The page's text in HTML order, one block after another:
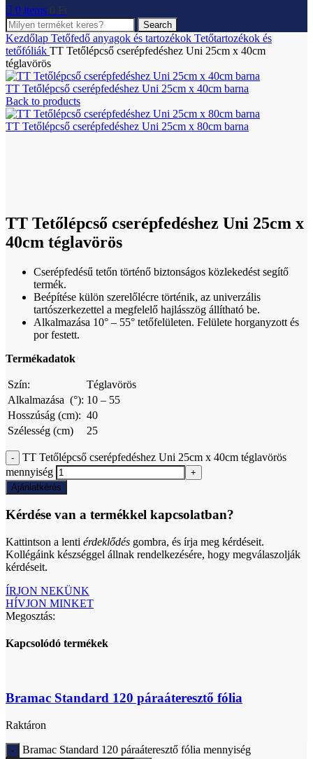
0 items 0 Ft
Search
Kezdőlap Tetőfedő anyagok és tartozékok Tetőtartozékok és
tetőfóliák TT Tetőlépcső cserépfedéshez Uni 25cm x 40cm
téglavörös
TT Tetőlépcső cserépfedéshez Uni 25cm x 40cm barna
Back to products
TT Tetőlépcső cserépfedéshez Uni 25cm x 80cm barna
TT Tetőlépcső cserépfedéshez Uni 25cm x
40cm téglavörös
Cserépfedésű tetőn történő biztonságos közlekedést segítő
termék.
Beépítése külön szerelőlécre történik, az univerzális
tartószerkezettel a megfelelő hajlásszög állítható be.
Alkalmazása 10° – 55° tetőfelületen. Felülete horganyzott és
por festett.
Termékadatok
Szín:
Téglavörös
Alkalmazása (°): 10 – 55
Hosszúság (cm): 40
Szélesség (cm)
25
TT Tetőlépcső cserépfedéshez Uni 25cm x 40cm téglavörös
mennyiség
Ajánlatkérés
Kérdése van a termékkel kapcsolatban?
Kattintson a lenti érdeklődés gombra, és írja meg kérdéseit.
Kollégáink készséggel állnak rendelkezésére, hogy megválaszolják
kérdéseit.
ÍRJON NEKÜNK
HÍVJON MINKET
Megosztás:
Kapcsolódó termékek
Bramac Standard 120 páraáteresztő fólia
Raktáron
Bramac Standard 120 páraáteresztő fólia mennyiség